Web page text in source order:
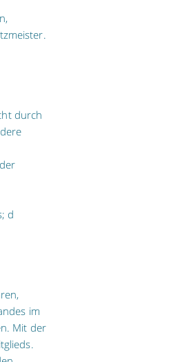
durch
d
im
Mit der